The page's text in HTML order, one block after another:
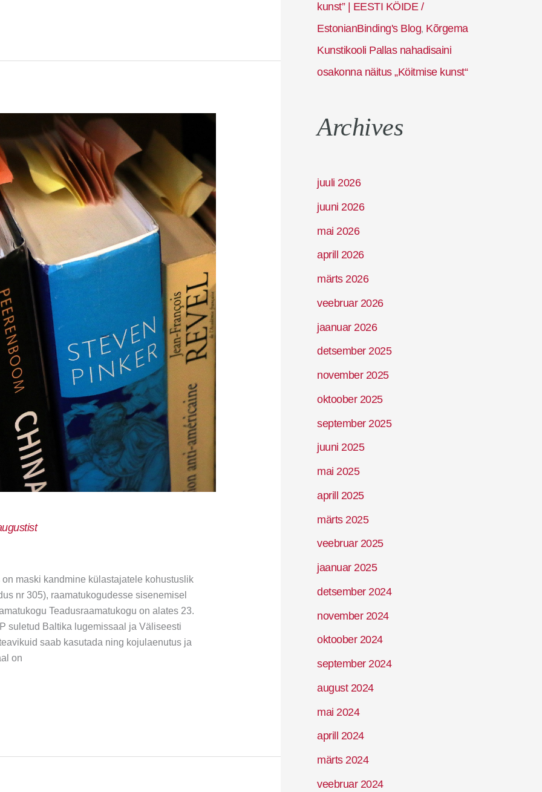
maski kandmine külastajatele kohustuslik
nr 305), raamatukogudesse sisenemisel
Teadusraamatukogu on alates 23.
suletud Baltika lugemissaal ja Väliseesti
saab kasutada ning kojulaenutus ja
on
kunst” | EESTI KÖIDE /
EstonianBinding's Blog, Kõrgema
Kunstikooli Pallas nahadisaini
osakonna näitus „Köitmise kunst“
Archives
juuli 2026
juuni 2026
mai 2026
aprill 2026
märts 2026
veebruar 2026
jaanuar 2026
detsember 2025
november 2025
oktoober 2025
september 2025
juuni 2025
mai 2025
aprill 2025
märts 2025
veebruar 2025
jaanuar 2025
detsember 2024
november 2024
oktoober 2024
september 2024
august 2024
mai 2024
aprill 2024
märts 2024
veebruar 2024